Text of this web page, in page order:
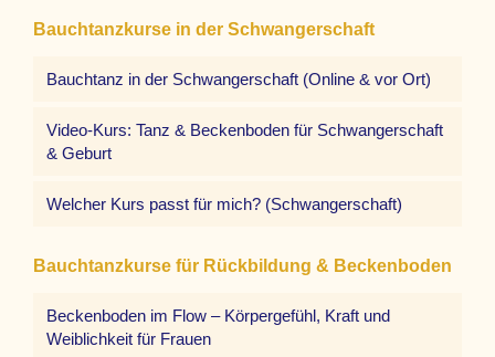
Bauchtanzkurse in der Schwangerschaft
Bauchtanz in der Schwangerschaft (Online & vor Ort)
Video-Kurs: Tanz & Beckenboden für Schwangerschaft
& Geburt
Welcher Kurs passt für mich? (Schwangerschaft)
Bauchtanzkurse für Rückbildung & Beckenboden
Beckenboden im Flow – Körpergefühl, Kraft und
Weiblichkeit für Frauen